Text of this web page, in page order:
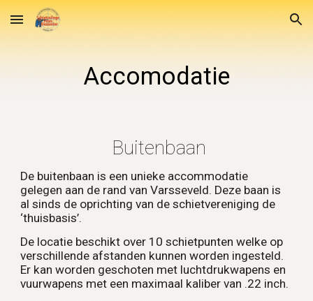
Skip to main content Skip to navigation
Accomodatie
Buitenbaan
De buitenbaan is een unieke accommodatie
gelegen aan de rand van Varsseveld. Deze baan is
al sinds de oprichting van de schietvereniging de
‘thuisbasis’.
De locatie beschikt over 10 schietpunten welke op
verschillende afstanden kunnen worden ingesteld.
Er kan worden geschoten met luchtdrukwapens en
vuurwapens met een maximaal kaliber van .22 inch.